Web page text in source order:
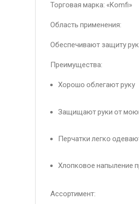
Торговая марка: «Komfi»
Область применения:
Обеспечивают защиту
Преимущества:
Хорошо облегают руку
Защищают руки от
Перчатки легко
Хлопковое напыление
Ассортимент: